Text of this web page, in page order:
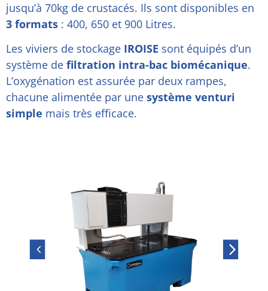
jusqu’à 70kg de crustacés. Ils sont disponibles en
3 formats : 400, 650 et 900 Litres.
Les viviers de stockage IROISE sont équipés d’un
système de filtration intra-bac biomécanique.
L’oxygénation est assurée par deux rampes,
chacune alimentée par une système venturi
simple mais très efficace.